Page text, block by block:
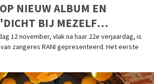
NIEUW ALBUM EN
BIJ MEZELF
EEN DROOM DIE UITKOMT"
12 november, vlak na haar 22e verjaardag, is
zangeres RANI gepresenteerd. Het eerste